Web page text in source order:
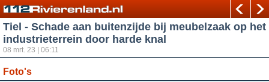
Tiel - Schade aan buitenzijde bij meubelzaak op het
industrieterrein door harde knal
08 mrt. 23 | 06:11
Foto's